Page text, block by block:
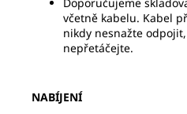
včetně kabelu. Kabel
nikdy nesnažte
nepřetáčejte.
NABÍJENÍ